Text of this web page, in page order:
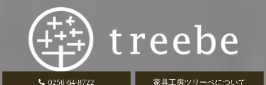
0256-64-8722 家具工房ツリーベについて